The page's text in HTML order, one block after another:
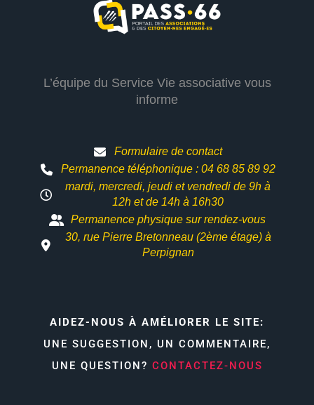
L’équipe du Service Vie associative vous
informe
Formulaire de contact
Permanence téléphonique : 04 68 85 89 92
mardi, mercredi, jeudi et vendredi de 9h à
12h etde 14h à 16h30
Permanence physique sur rendez-vous
30, rue Pierre Bretonneau (2ème étage) à
Perpignan
AIDEZ-NOUS À AMÉLIORER LE SITE:
UNE SUGGESTION, UN COMMENTAIRE,
UNE QUESTION? CONTACTEZ-NOUS